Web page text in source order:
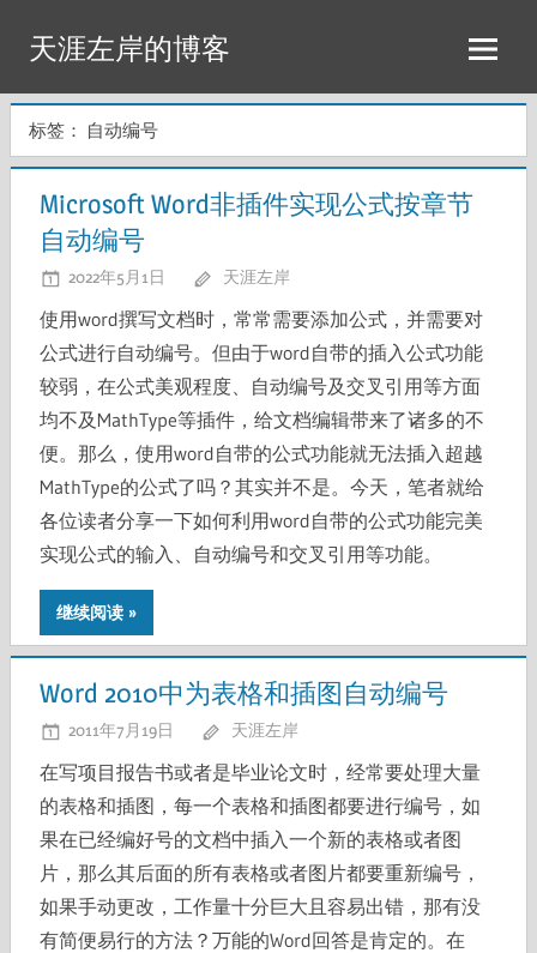
天涯左岸的博客
标签： 自动编号
Microsoft Word非插件实现公式按章节
自动编号
2022年5月1日 天涯左岸
使用word撰写文档时，常常需要添加公式，并需要对
公式进行自动编号。但由于word自带的插入公式功能
较弱，在公式美观程度、自动编号及交叉引用等方面
均不及MathType等插件，给文档编辑带来了诸多的不
便。那么，使用word自带的公式功能就无法插入超越
MathType的公式了吗？其实并不是。今天，笔者就给
各位读者分享一下如何利用word自带的公式功能完美
实现公式的输入、自动编号和交叉引用等功能。
继续阅读
Word 2010中为表格和插图自动编号
2011年7月19日 天涯左岸
在写项目报告书或者是毕业论文时，经常要处理大量
的表格和插图，每一个表格和插图都要进行编号，如
果在已经编好号的文档中插入一个新的表格或者图
片，那么其后面的所有表格或者图片都要重新编号，
如果手动更改，工作量十分巨大且容易出错，那有没
有简便易行的方法？万能的Word回答是肯定的。在